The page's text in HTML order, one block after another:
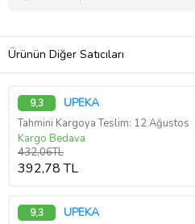
Ürünün Diğer Satıcıları
9,3 UPEKA
Tahmini Kargoya Teslim: 12 Ağustos
Kargo Bedava
432,06TL
392,78 TL
9,3 UPEKA